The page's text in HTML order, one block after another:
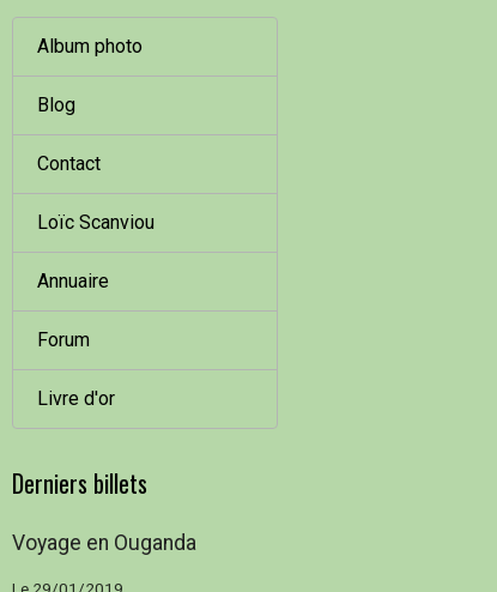
Album photo
Blog
Contact
Loïc Scanviou
Annuaire
Forum
Livre d'or
Derniers billets
Voyage en Ouganda